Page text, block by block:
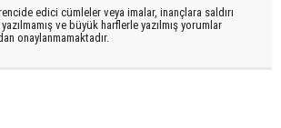
edici cümleler veya imalar, inançlara saldırı
ve büyük harflerle yazılmış yorumlar
onaylanmamaktadır.